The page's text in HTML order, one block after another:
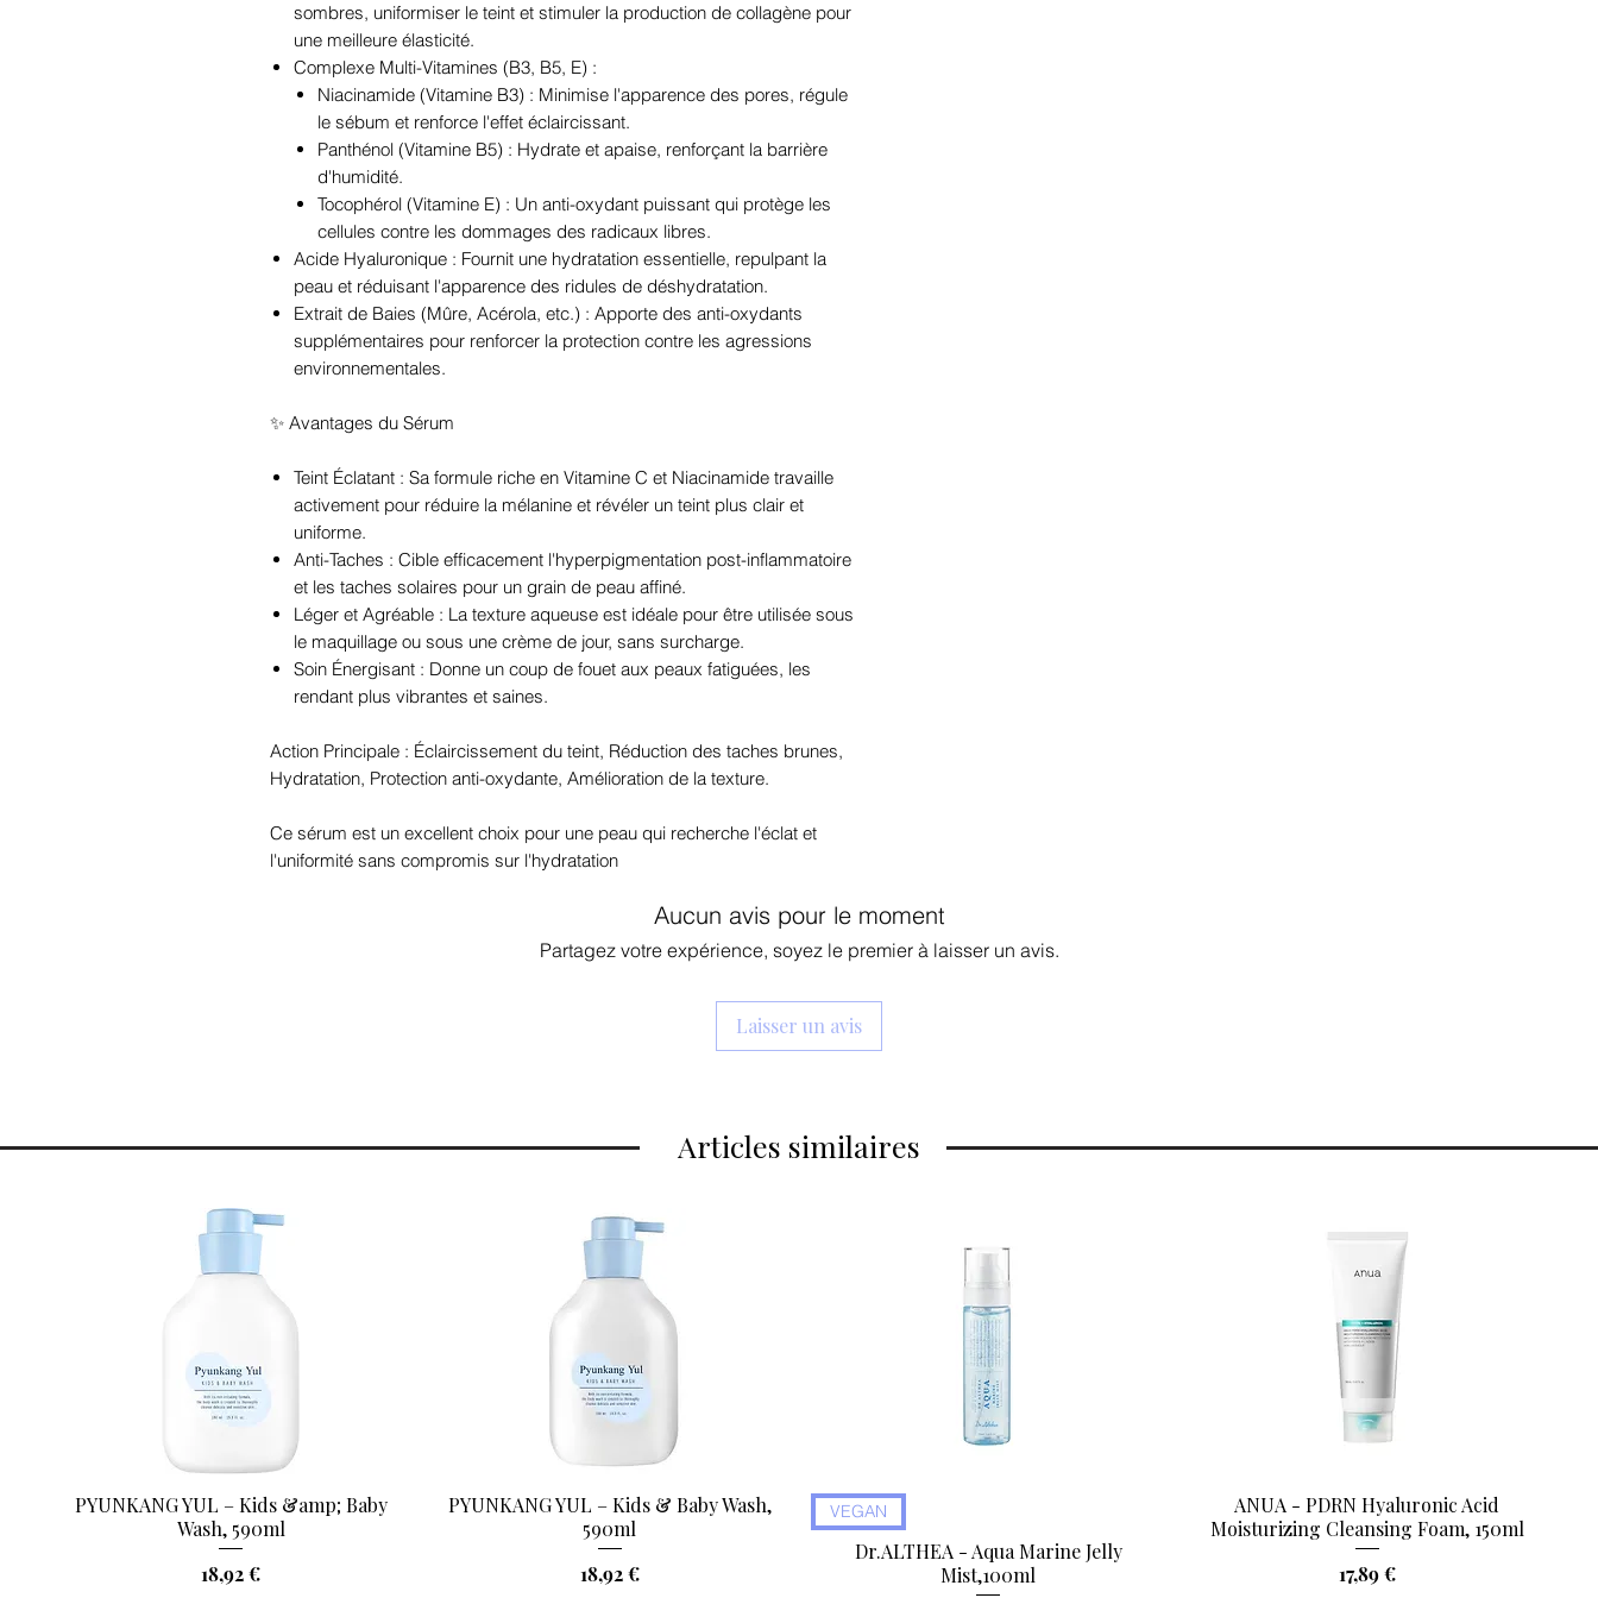
sombres, uniformiser le teint et stimuler la production de collagène pour
une meilleure élasticité.
Complexe Multi-Vitamines (B3, B5, E) :
Niacinamide (Vitamine B3) : Minimise l'apparence des pores, régule
le sébum et renforce l'effet éclaircissant.
Panthénol (Vitamine B5) : Hydrate et apaise, renforçant la barrière
d'humidité.
Tocophérol (Vitamine E) : Un anti-oxydant puissant qui protège les
cellules contre les dommages des radicaux libres.
Acide Hyaluronique : Fournit une hydratation essentielle, repulpant la
peau et réduisant l'apparence des ridules de déshydratation.
Extrait de Baies (Mûre, Acérola, etc.) : Apporte des anti-oxydants
supplémentaires pour renforcer la protection contre les agressions
environnementales.
✨ Avantages du Sérum
Teint Éclatant : Sa formule riche en Vitamine C et Niacinamide travaille
activement pour réduire la mélanine et révéler un teint plus clair et
uniforme.
Anti-Taches : Cible efficacement l'hyperpigmentation post-inflammatoire
et les taches solaires pour un grain de peau affiné.
Léger et Agréable : La texture aqueuse est idéale pour être utilisée sous
le maquillage ou sous une crème de jour, sans surcharge.
Soin Énergisant : Donne un coup de fouet aux peaux fatiguées, les
rendant plus vibrantes et saines.
Action Principale : Éclaircissement du teint, Réduction des taches brunes,
Hydratation, Protection anti-oxydante, Amélioration de la texture.
Ce sérum est un excellent choix pour une peau qui recherche l'éclat et
l'uniformité sans compromis sur l'hydratation
Aucun avis pour le moment
Partagez votre expérience, soyez le premier à laisser un avis.
Laisser un avis
Articles similaires
Aperçu rapide
PYUNKANG YUL – Kids &amp; Baby
Wash, 590ml
Prix
18,92 €
Aperçu rapide
PYUNKANG YUL – Kids & Baby Wash,
590ml
Prix
18,92 €
VEGAN
Dr.ALTHEA - Aqua Marine Jelly
Mist,100ml
Aperçu rapide
ANUA - PDRN Hyaluronic Acid
Moisturizing Cleansing Foam, 150ml
Prix
17,89 €